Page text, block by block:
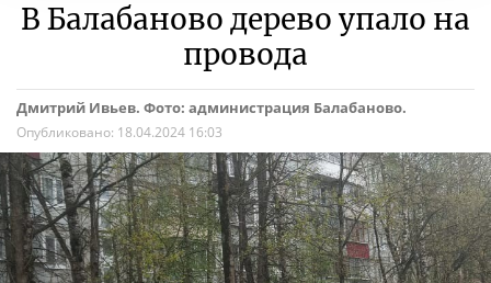
В Балабаново дерево упало на
провода
Дмитрий Ивьев. Фото: администрация Балабаново.
Опубликовано: 18.04.2024 16:03